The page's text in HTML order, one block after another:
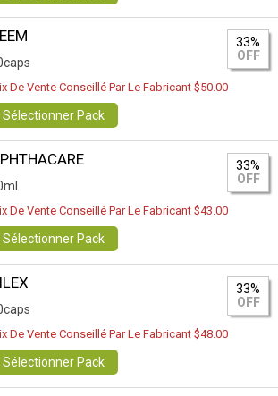
33%
OFF
De Vente Conseillé Par Le Fabricant $50.00
Sélectionner Pack
33%
OFF
De Vente Conseillé Par Le Fabricant $43.00
Sélectionner Pack
33%
OFF
De Vente Conseillé Par Le Fabricant $48.00
Sélectionner Pack